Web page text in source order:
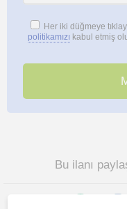
Her iki düğmeye
politikamızı kabul etmiş
Bu ilanı